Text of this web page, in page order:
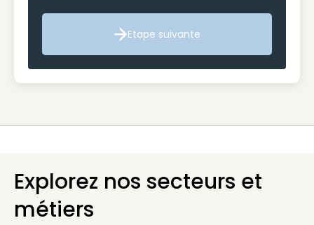
Etape suivante
Etape suivante
Explorez nos secteurs et
métiers